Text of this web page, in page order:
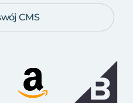
CMS